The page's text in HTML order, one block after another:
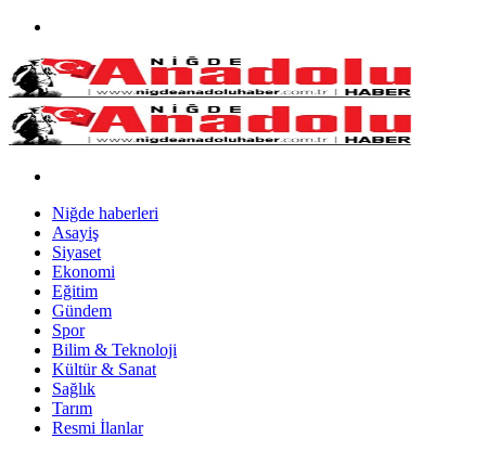
Niğde haberleri
Asayiş
Siyaset
Ekonomi
Eğitim
Gündem
Spor
Bilim & Teknoloji
Kültür & Sanat
Sağlık
Tarım
Resmi İlanlar